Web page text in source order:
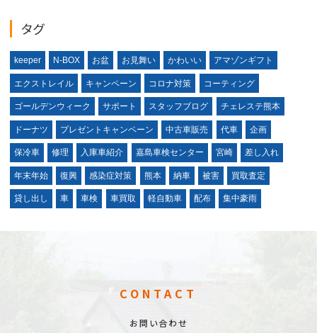
タグ
keeper N-BOX お盆 お見舞い かわいい アマゾンギフト
エクストレイル キャンペーン コロナ対策 コーティング
ゴールデンウィーク サポート スタッフブログ チェレステ熊本
ドーナツ プレゼントキャンペーン 中古車販売 代車 企画
保冷車 修理 入庫車紹介 嘉島車検センター 宮崎 差し入れ
年末年始 復興 感染症対策 熊本 納車 被害 買取査定
貸し出し 車 車検 車買取 軽自動車 配布 集中豪雨
CONTACT
お問い合わせ